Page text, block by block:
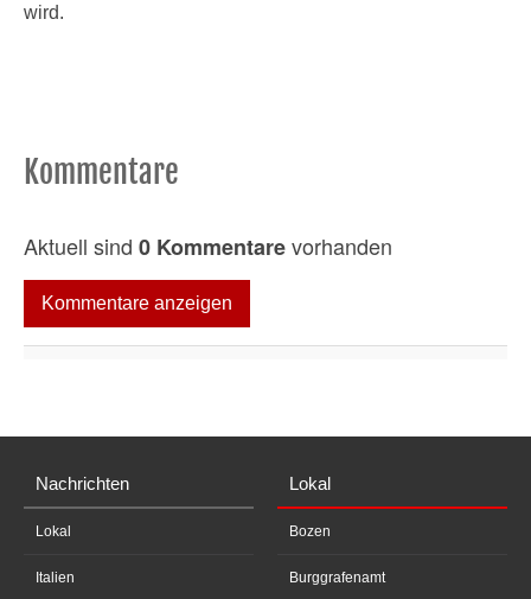
wird.
Kommentare
Aktuell sind 0 Kommentarevorhanden
Kommentare anzeigen
Nachrichten
Lokal
Italien
Lokal
Bozen
Burggrafenamt